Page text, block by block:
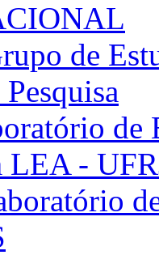
de
de
LEA -